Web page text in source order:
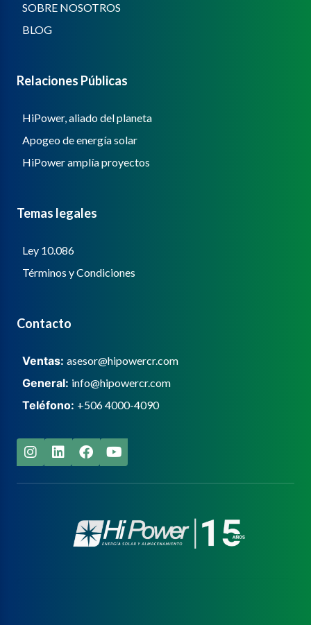
SOBRE NOSOTROS
BLOG
Relaciones Públicas
HiPower, aliado del planeta
Apogeo de energía solar
HiPower amplía proyectos
Temas legales
Ley 10.086
Términos y Condiciones
Contacto
Ventas: asesor@hipowercr.com
General: info@hipowercr.com
Teléfono: +506 4000-4090